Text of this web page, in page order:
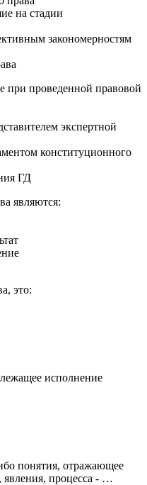
на стадии
закономерностям
при проведенной правовой
экспертной
конституционного
ГД
являются:
это:
исполнение
понятия, отражающее
явления, процесса - …